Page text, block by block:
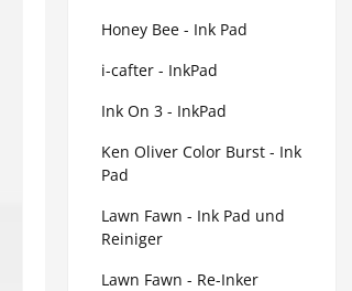
Honey Bee - Ink Pad
i-cafter - InkPad
Ink On 3 - InkPad
Ken Oliver Color Burst - Ink
Pad
Lawn Fawn - Ink Pad und
Reiniger
Lawn Fawn - Re-Inker